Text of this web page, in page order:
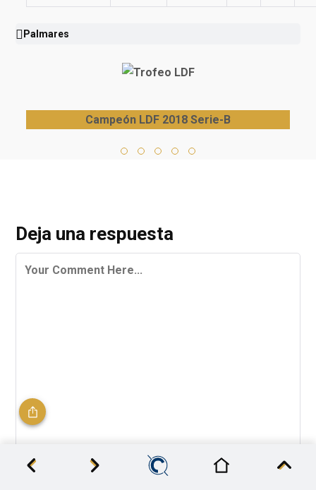
Palmares
Campeón LDF 2018 Serie-B
Deja una respuesta